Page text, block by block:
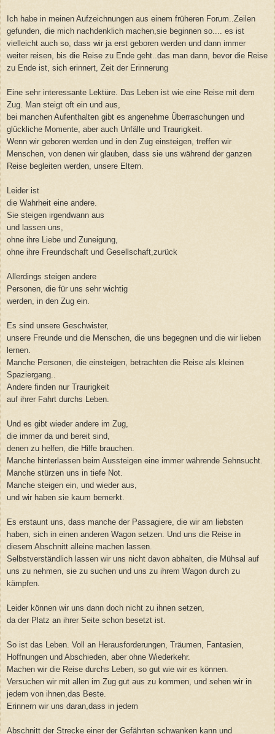
Ich habe in meinen Aufzeichnungen aus einem früheren Forum..Zeilen
gefunden, die mich nachdenklich machen,sie beginnen so.... es ist
vielleicht auch so, dass wir ja erst geboren werden und dann immer
weiter reisen, bis die Reise zu Ende geht..das man dann, bevor die Reise
zu Ende ist, sich erinnert, Zeit der Erinnerung
Eine sehr interessante Lektüre. Das Leben ist wie eine Reise mit dem
Zug. Man steigt oft ein und aus,
bei manchen Aufenthalten gibt es angenehme Überraschungen und
glückliche Momente, aber auch Unfälle und Traurigkeit.
Wenn wir geboren werden und in den Zug einsteigen, treffen wir
Menschen, von denen wir glauben, dass sie uns während der ganzen
Reise begleiten werden, unsere Eltern.
Leider ist
die Wahrheit eine andere.
Sie steigen irgendwann aus
und lassen uns,
ohne ihre Liebe und Zuneigung,
ohne ihre Freundschaft und Gesellschaft,zurück
Allerdings steigen andere
Personen, die für uns sehr wichtig
werden, in den Zug ein.
Es sind unsere Geschwister,
unsere Freunde und die Menschen, die uns begegnen und die wir lieben
lernen.
Manche Personen, die einsteigen, betrachten die Reise als kleinen
Spaziergang..
Andere finden nur Traurigkeit
auf ihrer Fahrt durchs Leben.
Und es gibt wieder andere im Zug,
die immer da und bereit sind,
denen zu helfen, die Hilfe brauchen.
Manche hinterlassen beim Aussteigen eine immer währende Sehnsucht.
Manche stürzen uns in tiefe Not.
Manche steigen ein, und wieder aus,
und wir haben sie kaum bemerkt.
Es erstaunt uns, dass manche der Passagiere, die wir am liebsten
haben, sich in einen anderen Wagon setzen. Und uns die Reise in
diesem Abschnitt alleine machen lassen.
Selbstverständlich lassen wir uns nicht davon abhalten, die Mühsal auf
uns zu nehmen, sie zu suchen und uns zu ihrem Wagon durch zu
kämpfen.
Leider können wir uns dann doch nicht zu ihnen setzen,
da der Platz an ihrer Seite schon besetzt ist.
So ist das Leben. Voll an Herausforderungen, Träumen, Fantasien,
Hoffnungen und Abschieden, aber ohne Wiederkehr.
Machen wir die Reise durchs Leben, so gut wie wir es können.
Versuchen wir mit allen im Zug gut aus zu kommen, und sehen wir in
jedem von ihnen,das Beste.
Erinnern wir uns daran,dass in jedem
Abschnitt der Strecke einer der Gefährten schwanken kann und